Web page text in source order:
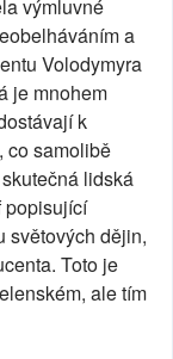
výmluvné
a
Volodymyra
je mnohem
k
co samolibě
lidská
popisující
světových dějin,
Toto je
ale tím